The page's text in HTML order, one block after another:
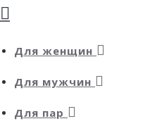
Для женщин
Для мужчин
Для пар